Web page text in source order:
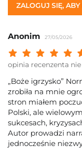
ZALOGUJ SIĘ,
Anonim 27/05/2026
Twoja
Twoja
Twoja ocena:
Twoja ocena:
opinia recenzenta
„Boże igrzysko”
zrobiła na mnie
stron miałem
Polski, ale
sukcesach,
Autor prowadzi
jednocześnie